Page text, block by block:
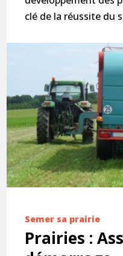
clé de la réussite du
Semer sa prairie
Prairies :